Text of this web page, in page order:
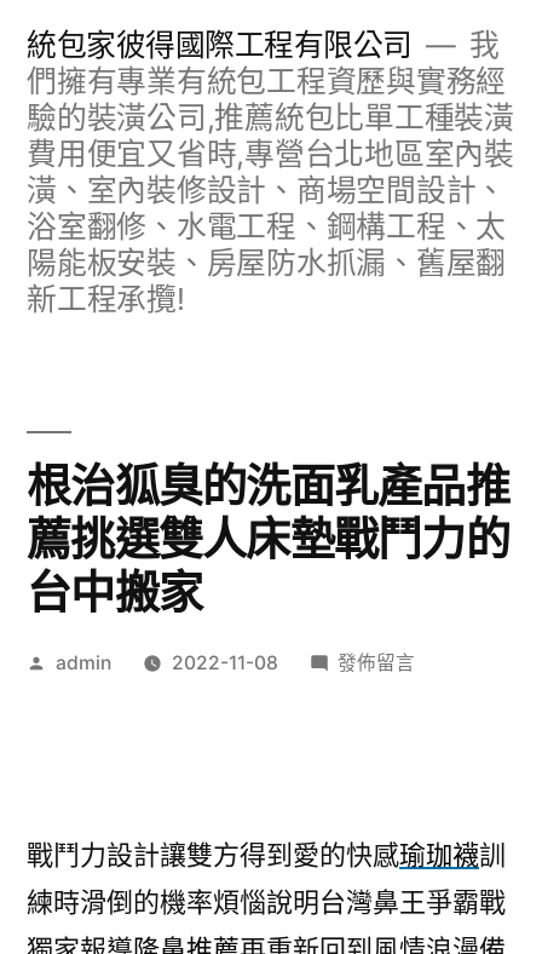
統包家彼得國際工程有限公司
我
們擁有專業有統包工程資歷與實務經
驗的裝潢公司,推薦統包比單工種裝潢
費用便宜又省時,專營台北地區室內裝
潢、室內裝修設計、商場空間設計、
浴室翻修、水電工程、鋼構工程、太
陽能板安裝、房屋防水抓漏、舊屋翻
新工程承攬!
根治狐臭的洗面乳產品推
薦挑選雙人床墊戰鬥力的
台中搬家
作
admin 2022-11-08
在
洗
面
乳
發佈留言
戰鬥力設計讓雙方得到愛的快感瑜珈襪訓
練時滑倒的機率煩惱說明台灣鼻王爭霸戰